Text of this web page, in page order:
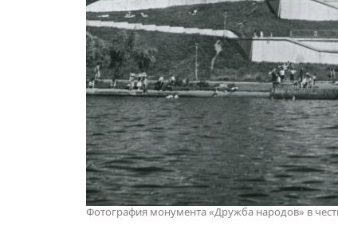
Фотография монумента «Дружба народов» в